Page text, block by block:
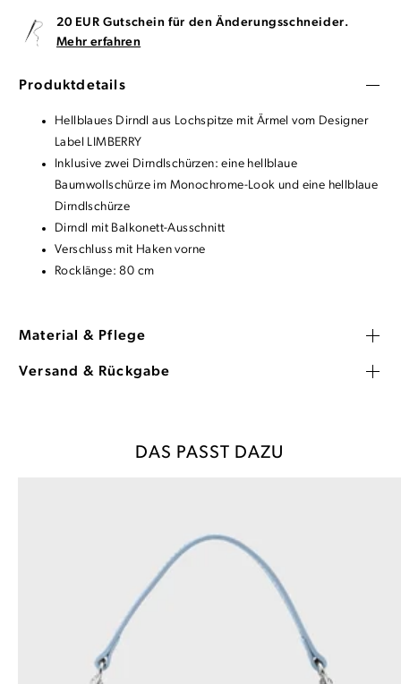
20 EUR Gutschein für den Änderungsschneider.
Mehr erfahren
Produktdetails
Hellblaues Dirndl aus Lochspitze mit Ärmel vom Designer
Label LIMBERRY
Inklusive zwei Dirndlschürzen: eine hellblaue
Baumwollschürze im Monochrome-Look und eine hellblaue
Dirndlschürze
Dirndl mit Balkonett-Ausschnitt
Verschluss mit Haken vorne
Rocklänge: 80 cm
Material & Pflege
Versand & Rückgabe
DAS PASST DAZU